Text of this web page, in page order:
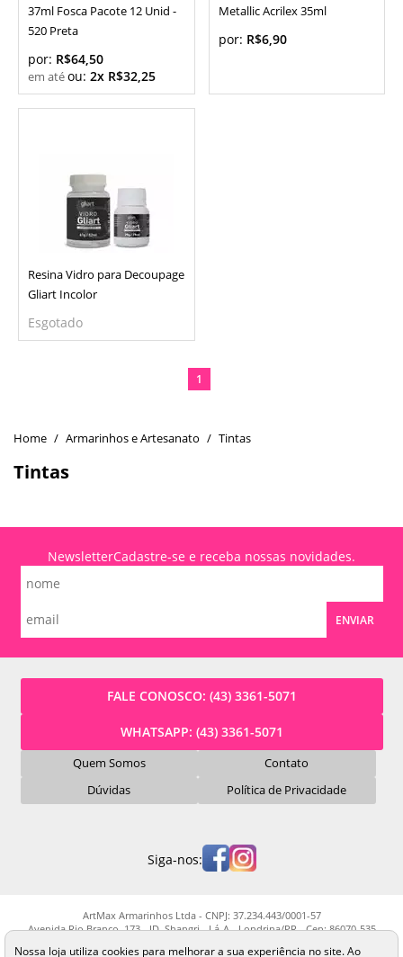
Armarinhos e Artesanato Tintas
Tintas
37ml Fosca Pacote 12 Unid -
520 Preta
por: R$64,50
ou: 2x R$32,25
Metallic Acrilex 35ml
por: R$6,90
Resina Vidro para Decoupage
Gliart Incolor
Esgotado
1
NewsletterCadastre-se e receba nossas novidades.
ENVIAR
FALE CONOSCO: (43) 3361-5071
WHATSAPP: (43) 3361-5071
Quem Somos
Contato
Dúvidas
Política de Privacidade
Siga-nos:
ArtMax Armarinhos Ltda - CNPJ: 37.234.443/0001-57
Avenida Rio Branco, 173 - JD. Shangri - Lá-A - Londrina/PR - Cep: 86070-535
Nossa loja utiliza cookies para melhorar a sua experiência no site. Ao